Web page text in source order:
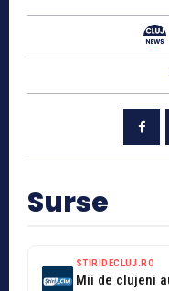
Surse
STIRIDECLUJ.RO